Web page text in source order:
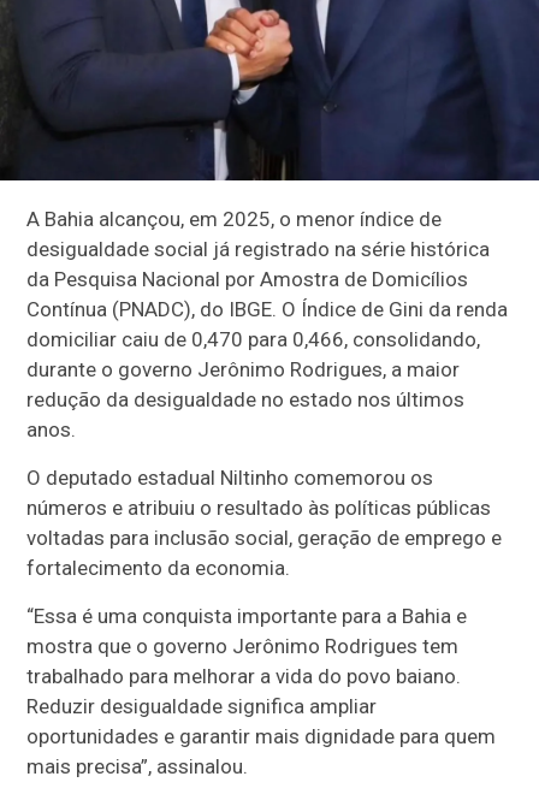
A Bahia alcançou, em 2025, o menor índice de
desigualdade social já registrado na série histórica
da Pesquisa Nacional por Amostra de Domicílios
Contínua (PNADC), do IBGE. O Índice de Gini da renda
domiciliar caiu de 0,470 para 0,466, consolidando,
durante o governo Jerônimo Rodrigues, a maior
redução da desigualdade no estado nos últimos
anos.
O deputado estadual Niltinho comemorou os
números e atribuiu o resultado às políticas públicas
voltadas para inclusão social, geração de emprego e
fortalecimento da economia.
“Essa é uma conquista importante para a Bahia e
mostra que o governo Jerônimo Rodrigues tem
trabalhado para melhorar a vida do povo baiano.
Reduzir desigualdade significa ampliar
oportunidades e garantir mais dignidade para quem
mais precisa”, assinalou.